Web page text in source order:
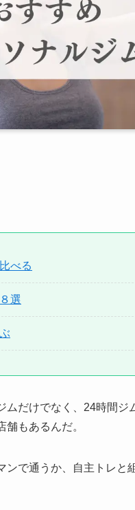
べる
選
だけでなく、24時間ジ
もあるんだ。
で通うか、自主トレと